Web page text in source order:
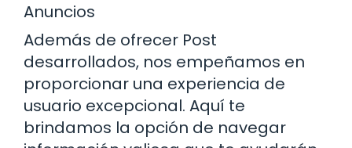
Anuncios
Además de ofrecer Post
desarrollados, nos empeñamos en
proporcionar una experiencia de
usuario excepcional. Aquí te
brindamos la opción de navegar